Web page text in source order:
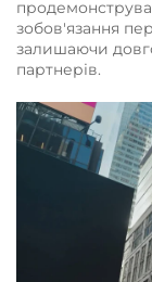
зобов'язання
залишаючи
партнерів.